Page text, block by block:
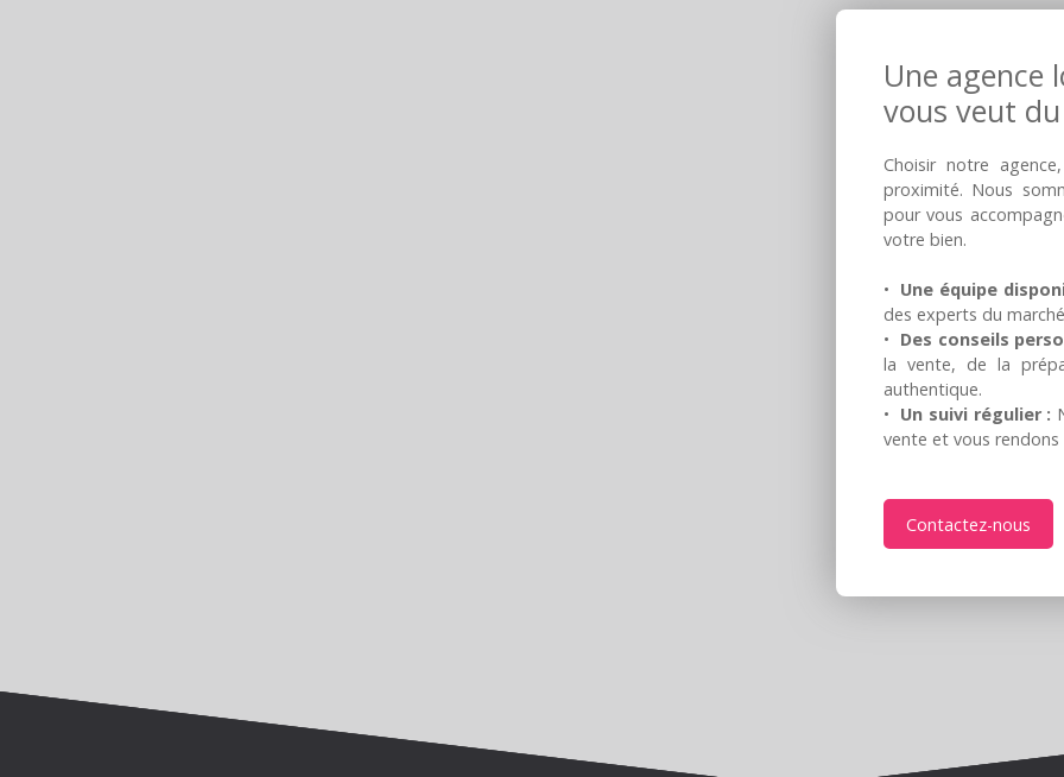
Une agence
vous veut
Choisir notre
proximité. Nous
pour vous
votre bien.
Une équipe
des experts du
Des conseils
la vente, de la
authentique.
Un suivi régulier :
vente et vous
Contactez-nous